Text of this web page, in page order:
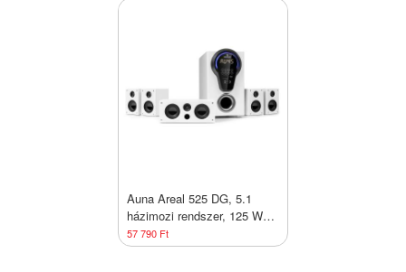
Auna Areal 525 DG, 5.1
házimozi rendszer, 125 W
RMS, optikai bemenet, BT,
USB, SD, AUX, távirányító
57 790 Ft